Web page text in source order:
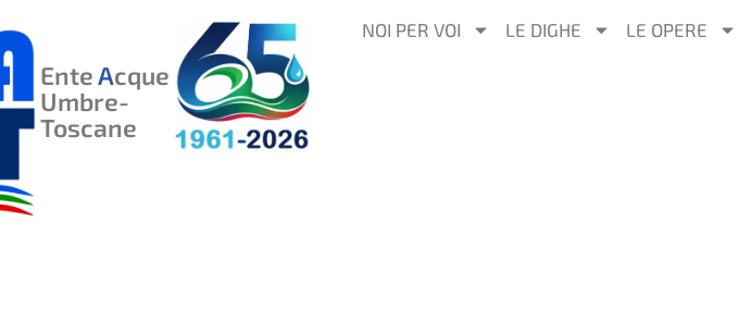
AL
CONTENUTO
EnteAcque
Umbre-
Toscane
NOI PER VOI LE DIGHE LE OPERE